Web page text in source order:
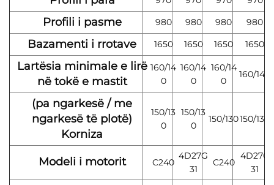
Profili i pasme 980 980 980 980
Bazamenti i rrotave 1650 1650 1650 1650
Lartësia minimale e lirë
në tokë e mastit
160/14
0
160/14
0
160/14
0
160/140
(pa ngarkesë / me
ngarkesë të plotë)
Korniza
150/13
0
150/13
0
150/130150/130
Modeli i motorit C240
4D27G
31
C240
4D27G
31